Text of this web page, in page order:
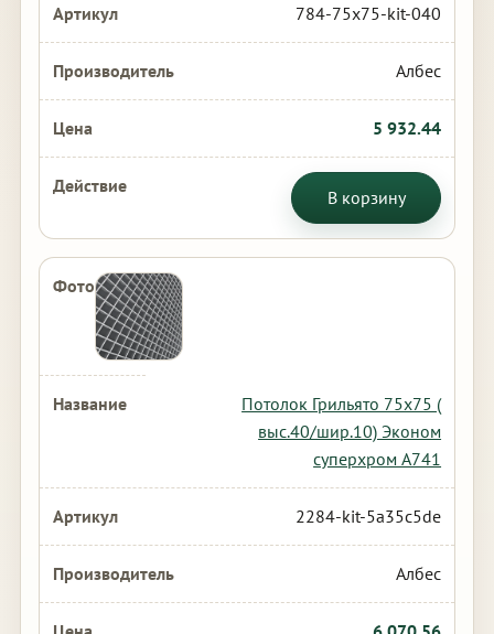
784-75x75-kit-040
Албес
5 932.44
В корзину
Потолок Грильято 75х75 (
выс.40/шир.10) Эконом
суперхром А741
2284-kit-5a35c5de
Албес